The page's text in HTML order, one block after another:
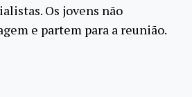
Os jovens não
e partem para a reunião.